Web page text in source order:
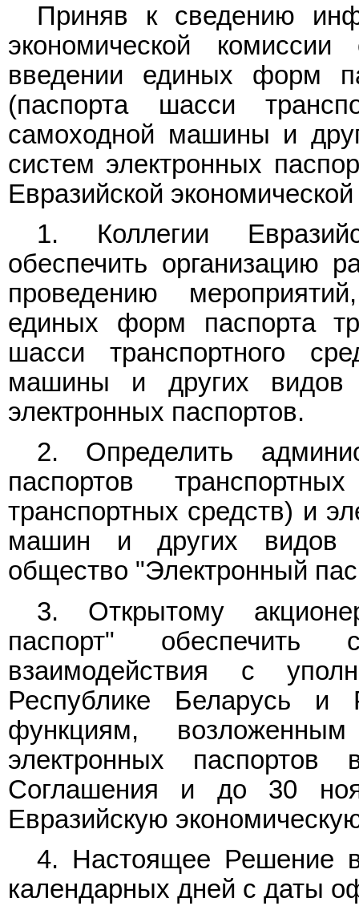
Приняв к сведению
экономической
введении единых форм
(паспорта шасси
самоходной машины и
систем электронных
Евразийской
1. Коллегии
обеспечить организацию
проведению
единых форм паспорта
шасси транспортного
машины и других видов
электронных паспортов.
2. Определить
паспортов
транспортных средств) и
машин и других видов
общество "Электронный
3. Открытому
паспорт" обеспечить
взаимодействия с
Республике Беларусь и
функциям,
электронных
Соглашения и до 30
Евразийскую
4. Настоящее Решение
календарных дней с даты